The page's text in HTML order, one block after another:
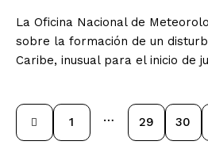
La Oficina Nacional de
sobre la formación de un
Caribe, inusual para el inicio de
1 … 29 30